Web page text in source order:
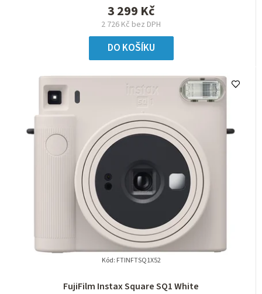
2 726 Kč bez DPH
3 299 Kč
DO KOŠÍKU
FujiFilm Instax Square SQ1 White
Kód: FTINFTSQ1X52